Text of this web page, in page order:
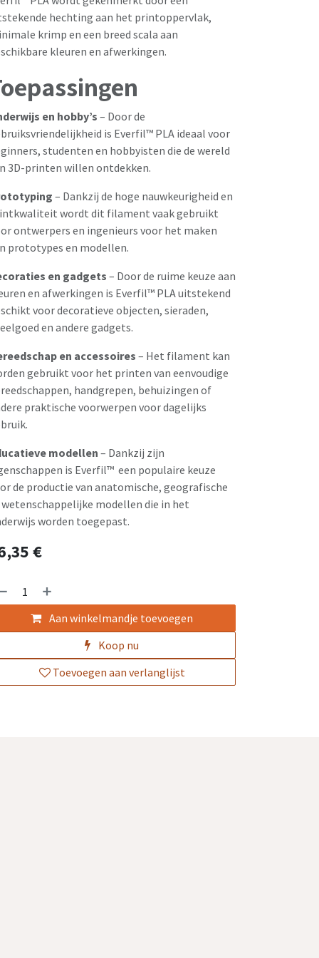
hechting aan het printoppervlak,
krimp en een breed scala aan
kleuren en afwerkingen.
en hobby’s – Door de
is Everfil™ PLA ideaal voor
studenten en hobbyisten die de wereld
3D-printen willen ontdekken.
– Dankzij de hoge nauwkeurigheid en
wordt dit filament vaak gebruikt
ontwerpers en ingenieurs voor het maken
prototypes en modellen.
en gadgets – Door de ruime keuze aan
en afwerkingen is Everfil™ PLA uitstekend
voor decoratieve objecten, sieraden,
en andere gadgets.
en accessoires – Het filament kan
gebruikt voor het printen van eenvoudige
handgrepen, behuizingen of
praktische voorwerpen voor dagelijks
modellen – Dankzij zijn
is Everfil™ een populaire keuze
de productie van anatomische, geografische
modellen die in het
worden toegepast.
€
Aan winkelmandje toevoegen
Koop nu
Toevoegen aan verlanglijst